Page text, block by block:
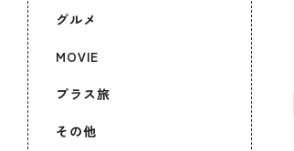
グルメ
MOVIE
プラス旅
その他